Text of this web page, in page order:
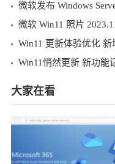
微软发布 Windows
Win11 更新体验优化
Win11悄然更新 新功能
大家在看